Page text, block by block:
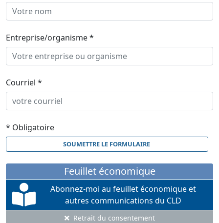
Feuillet économique
Abonnez-moi au feuillet économique et
autres communications du CLD
Retrait du consentement
Entreprise/organisme *
Courriel *
* Obligatoire
SOUMETTRE LE FORMULAIRE